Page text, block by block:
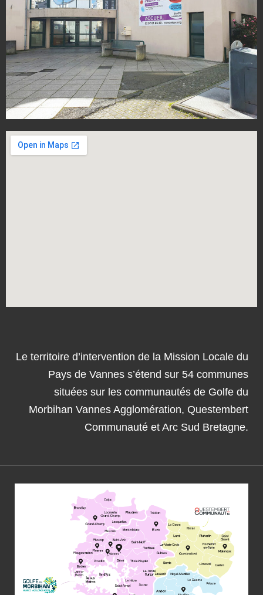
Le territoire d’intervention de la Mission Locale du
Pays de Vannes s’étend sur 54 communes
situées sur les communautés de Golfe du
Morbihan Vannes Agglomération, Questembert
Communauté et Arc Sud Bretagne.